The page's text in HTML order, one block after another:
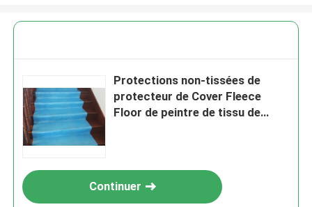
Protections non-tissées de
protecteur de Cover Fleece
Floor de peintre de tissu de
Continuer